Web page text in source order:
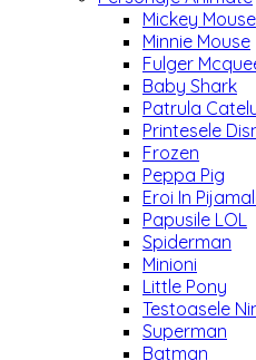
Mickey Mouse
Minnie Mouse
Fulger
Baby Shark
Patrula
Printesele
Frozen
Peppa Pig
Eroi In
Papusile LOL
Spiderman
Minioni
Little Pony
Testoasele
Superman
Batman